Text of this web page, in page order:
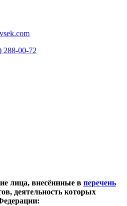
288-00-72
лица, внесённные в перечень
деятельность которых